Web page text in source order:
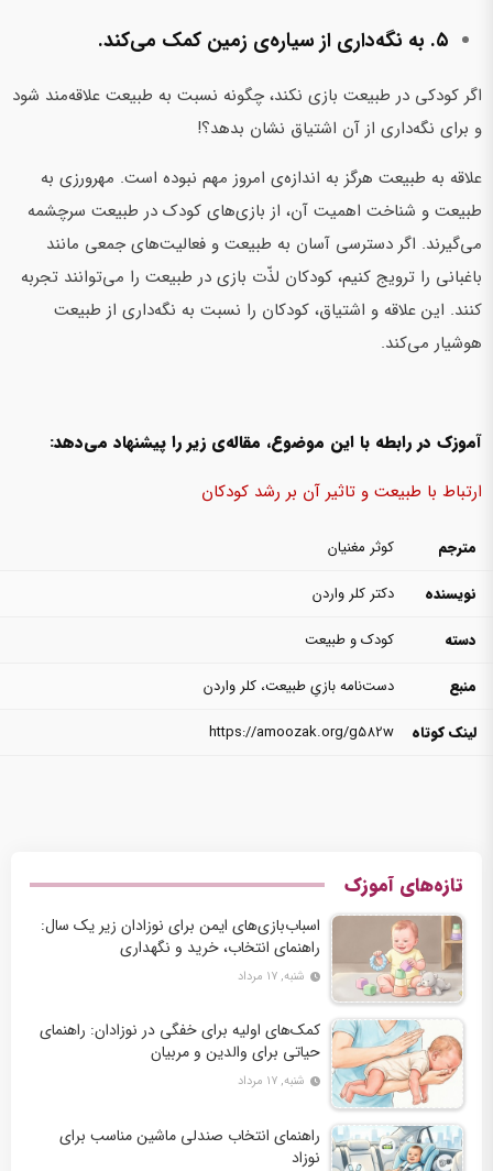
۵. به نگه‌داری از سیاره‌ی زمین کمک می‌کند.
اگر کودکی در طبیعت بازی نکند، چگونه نسبت به طبیعت علاقه‌مند ‌شود
و برای نگه‌داری از آن اشتیاق نشان بدهد؟!
علاقه به طبیعت هرگز به اندازه‌ی امروز مهم نبوده ‌است. مهرورزی به
طبیعت و شناخت اهمیت آن، از بازی‌های کودک در طبیعت سرچشمه
می‌گیرند. اگر دسترسی آسان به طبیعت و فعالیت‌های جمعی مانند
باغبانی را ترویج کنیم، کودکان لذّت بازی در طبیعت را می‌توانند تجربه
کنند. این علاقه و اشتیاق، کودکان را نسبت به نگه‌داری از طبیعت
هوشیار می‌کند.
آموزک در رابطه با این موضوع، مقاله‌ی زیر را پیشنهاد می‌دهد:
ارتباط با طبیعت و تاثیر آن بر رشد کودکان
مترجم
کوثر مغنیان
نویسنده
دکتر کلر واردن
دسته
کودک و طبیعت
منبع
دست‌نامه بازیِ طبیعت، کلر واردن
لینک کوتاه
https://amoozak.org/g582w
تازه‌های آموزک
اسباب‌بازی‌های ایمن برای نوزادان زیر یک سال:
راهنمای انتخاب، خرید و نگهداری
شنبه, ۱۷ مرداد
کمک‌های اولیه برای خفگی در نوزادان: راهنمای
حیاتی برای والدین و مربیان
شنبه, ۱۷ مرداد
راهنمای انتخاب صندلی ماشین مناسب برای
نوزاد